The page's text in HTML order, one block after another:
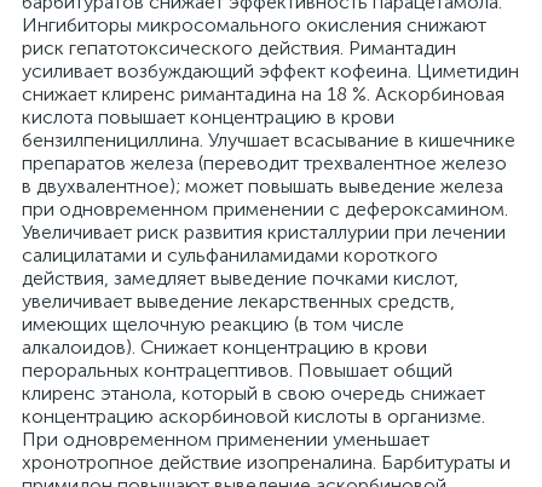
Ингибиторы микросомального окисления снижают
риск гепатотоксического действия. Римантадин
усиливает возбуждающий эффект кофеина. Циметидин
снижает клиренс римантадина на 18 %. Аскорбиновая
кислота повышает концентрацию в крови
бензилпенициллина. Улучшает всасывание в кишечнике
препаратов железа (переводит трехвалентное железо
в двухвалентное); может повышать выведение железа
при одновременном применении с дефероксамином.
Увеличивает риск развития кристаллурии при лечении
салицилатами и сульфаниламидами короткого
действия, замедляет выведение почками кислот,
увеличивает выведение лекарственных средств,
имеющих щелочную реакцию (в том числе
алкалоидов). Снижает концентрацию в крови
пероральных контрацептивов. Повышает общий
клиренс этанола, который в свою очередь снижает
концентрацию аскорбиновой кислоты в организме.
При одновременном применении уменьшает
хронотропное действие изопреналина. Барбитураты и